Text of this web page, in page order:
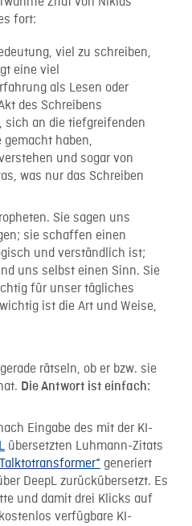
fort:
viel zu schreiben,
eine viel
als Lesen oder
des Schreibens
sich an die tiefgreifenden
gemacht haben,
und sogar von
was nur das Schreiben
Sie sagen uns
sie schaffen einen
und verständlich ist;
uns selbst einen Sinn. Sie
für unser tägliches
ist die Art und Weise,
rätseln, ob er bzw. sie
Die Antwort ist einfach:
Eingabe des mit der KI-
übersetzten Luhmann-Zitats
generiert
DeepL zurückübersetzt. Es
und damit drei Klicks auf
verfügbare KI-